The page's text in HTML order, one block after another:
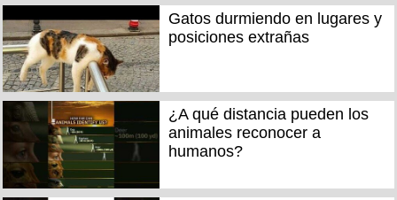
Gatos durmiendo en lugares y
posiciones extrañas
¿A qué distancia pueden los
animales reconocer a
humanos?